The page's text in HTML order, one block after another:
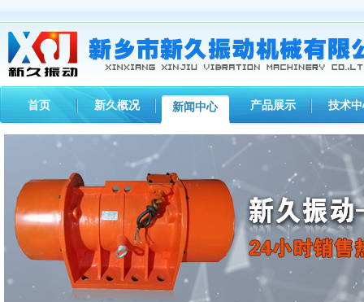
首页 新久概况 新闻中心 产品展示 技术